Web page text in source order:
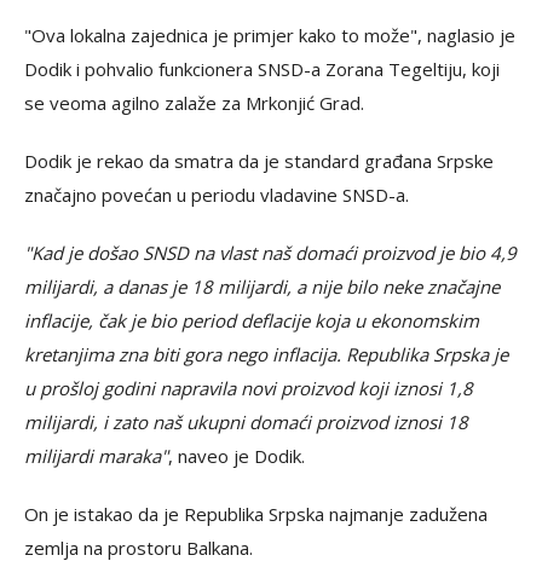
"Ova lokalna zajednica je primjer kako to može", naglasio je
Dodik i pohvalio funkcionera SNSD-a Zorana Tegeltiju, koji
se veoma agilno zalaže za Mrkonjić Grad.
Dodik je rekao da smatra da je standard građana Srpske
značajno povećan u periodu vladavine SNSD-a.
"Kad je došao SNSD na vlast naš domaći proizvod je bio 4,9
milijardi, a danas je 18 milijardi, a nije bilo neke značajne
inflacije, čak je bio period deflacije koja u ekonomskim
kretanjima zna biti gora nego inflacija. Republika Srpska je
u prošloj godini napravila novi proizvod koji iznosi 1,8
milijardi, i zato naš ukupni domaći proizvod iznosi 18
milijardi maraka", naveo je Dodik.
On je istakao da je Republika Srpska najmanje zadužena
zemlja na prostoru Balkana.